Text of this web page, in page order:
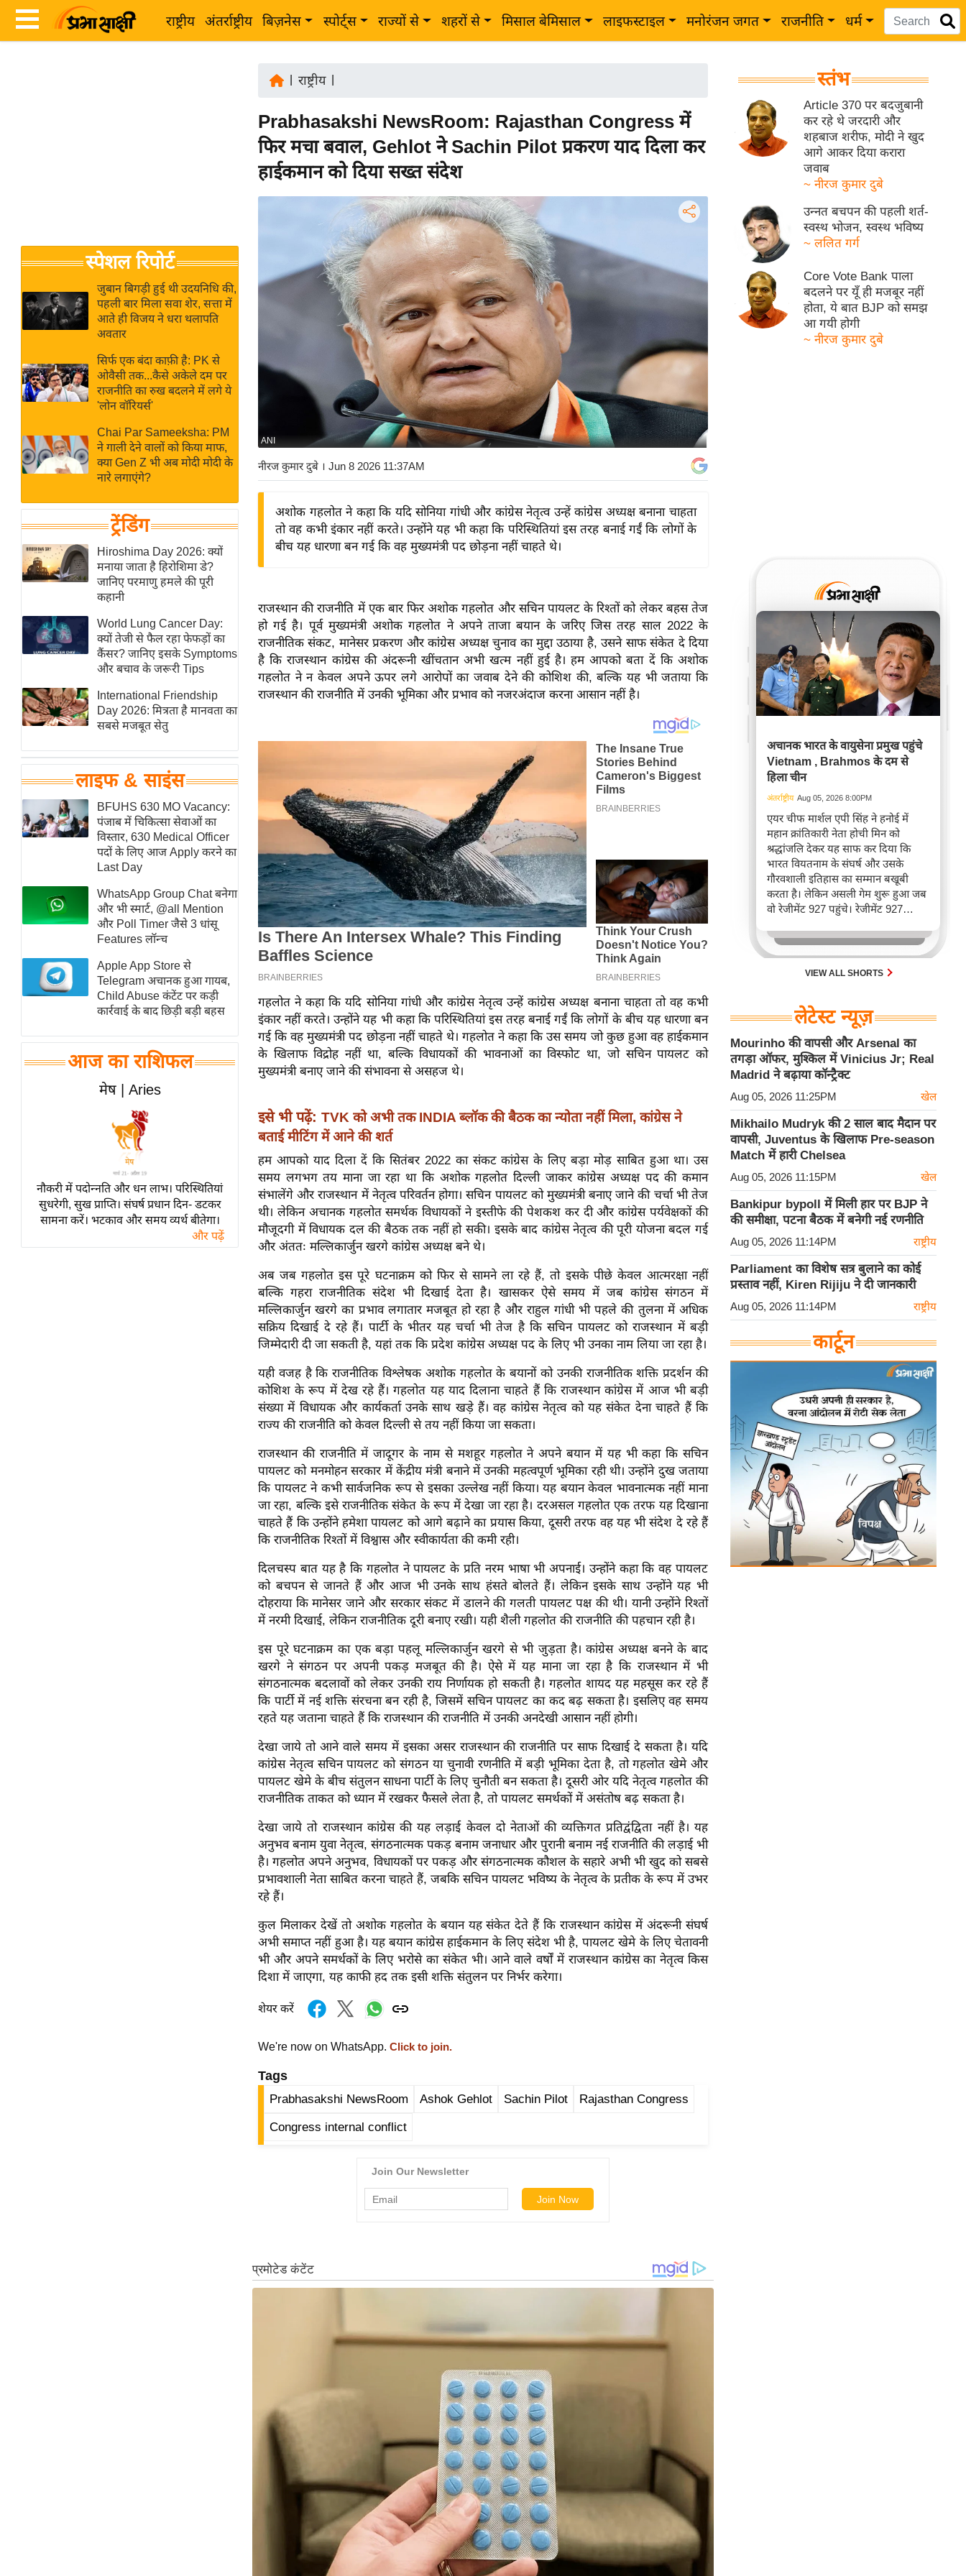
राष्ट्रीय अंतर्राष्ट्रीय बिज़नेस स्पोर्ट्स राज्यों से शहरों से मिसाल बेमिसाल लाइफस्टाइल मनोरंजन जगत राजनीति धर्म
Breaking
News in
Hindi
Hindi
Hindi
जगत
राय
बजट
क्रिकेट
IPL
ई-पेपर
मिसाल बेमिसाल
यंग इंडिया
साहित्य जगत
ऑटो वर्ल्ड
न्यूज ब्रीफ
बॉलीवुड
हॉलीवुड
फिल्म समीक्षा
Breaking
News
टेक्नॉलॉजी
ब्यूटी/फैशन
घरेलू नुस्खे
पर्यटन स्थल
फिटनेस मंत्रा
रिलेशनशिप
राजनीति
विश्लेषण
समसामयिक
मातृभूमि
स्तंभ
आई.
चाय पर
समीक्षा
धर्मस्थल
व्रत
स्पेशल रिपोर्ट
जुबान बिगड़ी हुई थी उदयनिधि की,
पहली बार मिला सवा शेर, सत्ता में
आते ही विजय ने धरा थलापति
अवतार
सिर्फ एक बंदा काफ़ी है: PK से
ओवैसी तक...कैसे अकेले दम पर
राजनीति का रुख बदलने में लगे ये
'लोन वॉरियर्स'
Chai Par Sameeksha: PM
ने गाली देने वालों को किया माफ,
क्या Gen Z भी अब मोदी मोदी के
नारे लगाएंगे?
ट्रेंडिंग
Hiroshima Day 2026: क्यों
मनाया जाता है हिरोशिमा डे?
जानिए परमाणु हमले की पूरी
कहानी
World Lung Cancer Day:
क्यों तेजी से फैल रहा फेफड़ों का
कैंसर? जानिए इसके Symptoms
और बचाव के जरूरी Tips
International Friendship
Day 2026: मित्रता है मानवता का
सबसे मजबूत सेतु
लाइफ & साइंस
BFUHS 630 MO Vacancy:
पंजाब में चिकित्सा सेवाओं का
विस्तार, 630 Medical Officer
पदों के लिए आज Apply करने का
Last Day
WhatsApp Group Chat बनेगा
और भी स्मार्ट, @all Mention
और Poll Timer जैसे 3 धांसू
Features लॉन्च
Apple App Store से
Telegram अचानक हुआ गायब,
Child Abuse कंटेंट पर कड़ी
कार्रवाई के बाद छिड़ी बड़ी बहस
आज का राशिफल
मेष | Aries
नौकरी में पदोन्नति और धन लाभ। परिस्थितियां
सुधरेगी, सुख प्राप्ति। संघर्ष प्रधान दिन- डटकर
सामना करें। भटकाव और समय व्यर्थ बीतेगा।
और पढ़ें
राष्ट्रीय|
Prabhasakshi NewsRoom: Rajasthan Congress में
फिर मचा बवाल, Gehlot ने Sachin Pilot प्रकरण याद दिला कर
हाईकमान को दिया सख्त संदेश
ANI
नीरज कुमार दुबे । Jun 8 2026 11:37AM
अशोक गहलोत ने कहा कि यदि सोनिया गांधी और कांग्रेस नेतृत्व उन्हें कांग्रेस अध्यक्ष बनाना चाहता
तो वह कभी इंकार नहीं करते। उन्होंने यह भी कहा कि परिस्थितियां इस तरह बनाई गईं कि लोगों के
बीच यह धारणा बन गई कि वह मुख्यमंत्री पद छोड़ना नहीं चाहते थे।
राजस्थान की राजनीति में एक बार फिर अशोक गहलोत और सचिन पायलट के रिश्तों को लेकर बहस तेज
हो गई है। पूर्व मुख्यमंत्री अशोक गहलोत ने अपने ताजा बयान के जरिए जिस तरह साल 2022 के
राजनीतिक संकट, मानेसर प्रकरण और कांग्रेस अध्यक्ष चुनाव का मुद्दा उठाया है, उसने साफ संकेत दे दिया
है कि राजस्थान कांग्रेस की अंदरूनी खींचतान अभी खत्म नहीं हुई है। हम आपको बता दें कि अशोक
गहलोत ने न केवल अपने ऊपर लगे आरोपों का जवाब देने की कोशिश की, बल्कि यह भी जताया कि
राजस्थान की राजनीति में उनकी भूमिका और प्रभाव को नजरअंदाज करना आसान नहीं है।
गहलोत ने कहा कि यदि सोनिया गांधी और कांग्रेस नेतृत्व उन्हें कांग्रेस अध्यक्ष बनाना चाहता तो वह कभी
इंकार नहीं करते। उन्होंने यह भी कहा कि परिस्थितियां इस तरह बनाई गईं कि लोगों के बीच यह धारणा बन
गई कि वह मुख्यमंत्री पद छोड़ना नहीं चाहते थे। गहलोत ने कहा कि उस समय जो कुछ हुआ वह हाईकमान
के खिलाफ विद्रोह नहीं था, बल्कि विधायकों की भावनाओं का विस्फोट था, जो सचिन पायलट को
मुख्यमंत्री बनाए जाने की संभावना से असहज थे।
इसे भी पढ़ें: TVK को अभी तक INDIA ब्लॉक की बैठक का न्योता नहीं मिला, कांग्रेस ने
बताई मीटिंग में आने की शर्त
हम आपको याद दिला दें कि सितंबर 2022 का संकट कांग्रेस के लिए बड़ा मोड़ साबित हुआ था। उस
समय लगभग तय माना जा रहा था कि अशोक गहलोत दिल्ली जाकर कांग्रेस अध्यक्ष पद की कमान
संभालेंगे और राजस्थान में नेतृत्व परिवर्तन होगा। सचिन पायलट को मुख्यमंत्री बनाए जाने की चर्चा भी तेज
थी। लेकिन अचानक गहलोत समर्थक विधायकों ने इस्तीफे की पेशकश कर दी और कांग्रेस पर्यवेक्षकों की
मौजूदगी में विधायक दल की बैठक तक नहीं हो सकी। इसके बाद कांग्रेस नेतृत्व की पूरी योजना बदल गई
और अंततः मल्लिकार्जुन खरगे कांग्रेस अध्यक्ष बने थे।
अब जब गहलोत इस पूरे घटनाक्रम को फिर से सामने ला रहे हैं, तो इसके पीछे केवल आत्मरक्षा नहीं
बल्कि गहरा राजनीतिक संदेश भी दिखाई देता है। खासकर ऐसे समय में जब कांग्रेस संगठन में
मल्लिकार्जुन खरगे का प्रभाव लगातार मजबूत हो रहा है और राहुल गांधी भी पहले की तुलना में अधिक
सक्रिय दिखाई दे रहे हैं। पार्टी के भीतर यह चर्चा भी तेज है कि सचिन पायलट को राजस्थान में बड़ी
जिम्मेदारी दी जा सकती है, यहां तक कि प्रदेश कांग्रेस अध्यक्ष पद के लिए भी उनका नाम लिया जा रहा है।
यही वजह है कि राजनीतिक विश्लेषक अशोक गहलोत के बयानों को उनकी राजनीतिक शक्ति प्रदर्शन की
कोशिश के रूप में देख रहे हैं। गहलोत यह याद दिलाना चाहते हैं कि राजस्थान कांग्रेस में आज भी बड़ी
संख्या में विधायक और कार्यकर्ता उनके साथ खड़े हैं। वह कांग्रेस नेतृत्व को यह संकेत देना चाहते हैं कि
राज्य की राजनीति को केवल दिल्ली से तय नहीं किया जा सकता।
राजस्थान की राजनीति में जादूगर के नाम से मशहूर गहलोत ने अपने बयान में यह भी कहा कि सचिन
पायलट को मनमोहन सरकार में केंद्रीय मंत्री बनाने में उनकी महत्वपूर्ण भूमिका रही थी। उन्होंने दुख जताया
कि पायलट ने कभी सार्वजनिक रूप से इसका उल्लेख नहीं किया। यह बयान केवल भावनात्मक नहीं माना
जा रहा, बल्कि इसे राजनीतिक संकेत के रूप में देखा जा रहा है। दरअसल गहलोत एक तरफ यह दिखाना
चाहते हैं कि उन्होंने हमेशा पायलट को आगे बढ़ाने का प्रयास किया, दूसरी तरफ वह यह भी संदेश दे रहे हैं
कि राजनीतिक रिश्तों में विश्वास और स्वीकार्यता की कमी रही।
दिलचस्प बात यह है कि गहलोत ने पायलट के प्रति नरम भाषा भी अपनाई। उन्होंने कहा कि वह पायलट
को बचपन से जानते हैं और आज भी उनके साथ हंसते बोलते हैं। लेकिन इसके साथ उन्होंने यह भी
दोहराया कि मानेसर जाने और सरकार संकट में डालने की गलती पायलट पक्ष की थी। यानी उन्होंने रिश्तों
में नरमी दिखाई, लेकिन राजनीतिक दूरी बनाए रखी। यही शैली गहलोत की राजनीति की पहचान रही है।
इस पूरे घटनाक्रम का एक बड़ा पहलू मल्लिकार्जुन खरगे से भी जुड़ता है। कांग्रेस अध्यक्ष बनने के बाद
खरगे ने संगठन पर अपनी पकड़ मजबूत की है। ऐसे में यह माना जा रहा है कि राजस्थान में भी
संगठनात्मक बदलावों को लेकर उनकी राय निर्णायक हो सकती है। गहलोत शायद यह महसूस कर रहे हैं
कि पार्टी में नई शक्ति संरचना बन रही है, जिसमें सचिन पायलट का कद बढ़ सकता है। इसलिए वह समय
रहते यह जताना चाहते हैं कि राजस्थान की राजनीति में उनकी अनदेखी आसान नहीं होगी।
देखा जाये तो आने वाले समय में इसका असर राजस्थान की राजनीति पर साफ दिखाई दे सकता है। यदि
कांग्रेस नेतृत्व सचिन पायलट को संगठन या चुनावी रणनीति में बड़ी भूमिका देता है, तो गहलोत खेमे और
पायलट खेमे के बीच संतुलन साधना पार्टी के लिए चुनौती बन सकता है। दूसरी ओर यदि नेतृत्व गहलोत की
राजनीतिक ताकत को ध्यान में रखकर फैसले लेता है, तो पायलट समर्थकों में असंतोष बढ़ सकता है।
देखा जाये तो राजस्थान कांग्रेस की यह लड़ाई केवल दो नेताओं की व्यक्तिगत प्रतिद्वंद्विता नहीं है। यह
अनुभव बनाम युवा नेतृत्व, संगठनात्मक पकड़ बनाम जनाधार और पुरानी बनाम नई राजनीति की लड़ाई भी
है। गहलोत अपने अनुभव, विधायकों पर पकड़ और संगठनात्मक कौशल के सहारे अभी भी खुद को सबसे
प्रभावशाली नेता साबित करना चाहते हैं, जबकि सचिन पायलट भविष्य के नेतृत्व के प्रतीक के रूप में उभर
रहे हैं।
कुल मिलाकर देखें तो अशोक गहलोत के बयान यह संकेत देते हैं कि राजस्थान कांग्रेस में अंदरूनी संघर्ष
अभी समाप्त नहीं हुआ है। यह बयान कांग्रेस हाईकमान के लिए संदेश भी है, पायलट खेमे के लिए चेतावनी
भी और अपने समर्थकों के लिए भरोसे का संकेत भी। आने वाले वर्षों में राजस्थान कांग्रेस का नेतृत्व किस
दिशा में जाएगा, यह काफी हद तक इसी शक्ति संतुलन पर निर्भर करेगा।
शेयर करें
We're now on WhatsApp. Click to join.
Tags
Prabhasakshi NewsRoom Ashok Gehlot Sachin Pilot Rajasthan Congress
Congress internal conflict
स्तंभ
Article 370 पर बदजुबानी
कर रहे थे जरदारी और
शहबाज शरीफ, मोदी ने खुद
आगे आकर दिया करारा
जवाब
~ नीरज कुमार दुबे
उन्नत बचपन की पहली शर्त-
स्वस्थ भोजन, स्वस्थ भविष्य
~ ललित गर्ग
Core Vote Bank पाला
बदलने पर यूँ ही मजबूर नहीं
होता, ये बात BJP को समझ
आ गयी होगी
~ नीरज कुमार दुबे
अचानक भारत के वायुसेना प्रमुख पहुंचे
Vietnam , Brahmos के दम से
हिला चीन
अंतर्राष्ट्रीय Aug 05, 2026 8:00PM
एयर चीफ मार्शल एपी सिंह ने हनोई में
महान क्रांतिकारी नेता होची मिन को
श्रद्धांजलि देकर यह साफ कर दिया कि
भारत वियतनाम के संघर्ष और उसके
गौरवशाली इतिहास का सम्मान बखूबी
करता है। लेकिन असली गेम शुरू हुआ जब
वो रेजीमेंट 927 पहुंचे। रेजीमेंट 927
एयर चीफ ने सीधे वियतनामी फाइटर
पायलट से बातचीत की। वियतनाम भी सुई
30 एम के भी उड़ाता है और भारत के पास
VIEW ALL SHORTS
लेटेस्ट न्यूज़
Mourinho की वापसी और Arsenal का
तगड़ा ऑफर, मुश्किल में Vinicius Jr; Real
Madrid ने बढ़ाया कॉन्ट्रैक्ट
Aug 05, 2026 11:25PM खेल
Mikhailo Mudryk की 2 साल बाद मैदान पर
वापसी, Juventus के खिलाफ Pre-season
Match में हारी Chelsea
Aug 05, 2026 11:15PM खेल
Bankipur bypoll में मिली हार पर BJP ने
की समीक्षा, पटना बैठक में बनेगी नई रणनीति
Aug 05, 2026 11:14PM राष्ट्रीय
Parliament का विशेष सत्र बुलाने का कोई
प्रस्ताव नहीं, Kiren Rijiju ने दी जानकारी
Aug 05, 2026 11:14PM राष्ट्रीय
कार्टून